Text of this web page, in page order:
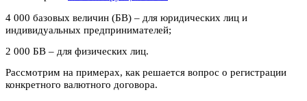
4 000 базовых величин (БВ) – для юридических лиц и
индивидуальных предпринимателей;
2 000 БВ – для физических лиц.
Рассмотрим на примерах, как решается вопрос о регистрации
конкретного валютного договора.